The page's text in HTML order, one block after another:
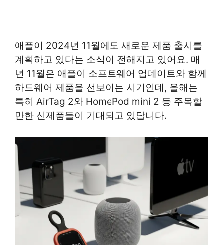
애플이 2024년 11월에도 새로운 제품 출시를
계획하고 있다는 소식이 전해지고 있어요. 매
년 11월은 애플이 소프트웨어 업데이트와 함께
하드웨어 제품을 선보이는 시기인데, 올해는
특히 AirTag 2와 HomePod mini 2 등 주목할
만한 신제품들이 기대되고 있답니다.